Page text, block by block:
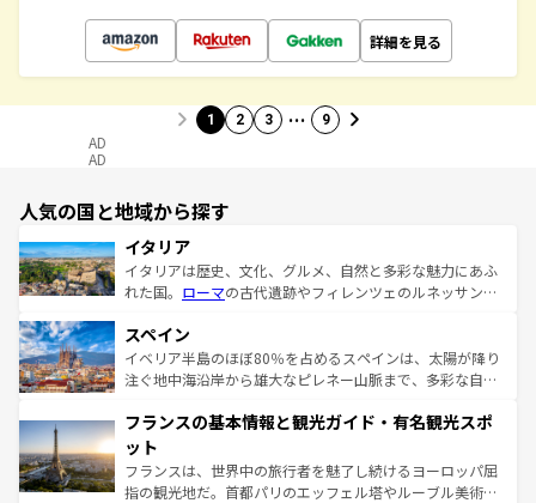
詳細を見る
1 2 3 … 9
AD
AD
人気の国と地域から探す
イタリア
イタリアは歴史、文化、グルメ、自然と多彩な魅力にあふ
れた国。 ローマの古代遺跡やフィレンツェのルネッサンス
ろん、トスカーナの美しい田園風景やアマルフィ海岸の絶
景など、自然景観も見逃せない。観光の合間には、本場の
ピザやパスタなど、絶品のイタリア料理を堪能することも
ませてくれるイタリアで、忘れられない旅をしてみよう！
なお、新着のイタリア情報は
しい。
スペイン
イベリア半島のほぼ80％を占めるスペインは、太陽が降り
注ぐ地中海沿岸から雄大なピレネー山脈まで、多彩な自然
文化が根付くこの国では、情熱的なフラメンコ、熱気あふ
れる闘牛、そして美味しいタパスが生活の一部となってい
る。首都マドリードの洗練された雰囲気や、バルセロナの
アートに溢れた街角から、地方では古代ローマ遺跡や中世
フランスの基本情報と観光ガイド・有名観光スポ
ット
フランスは、世界中の旅行者を魅了し続けるヨーロッパ屈
指の観光地だ。首都パリのエッフェル塔やルーブル美術館